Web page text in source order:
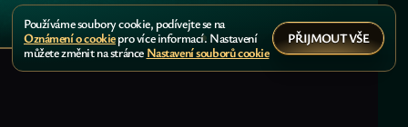
Používáme soubory cookie, podívejte se na
Oznámení o cookiepro více informací. Nastavení
můžete změnit na stránce Nastavení souborů cookie
PŘIJMOUT VŠE